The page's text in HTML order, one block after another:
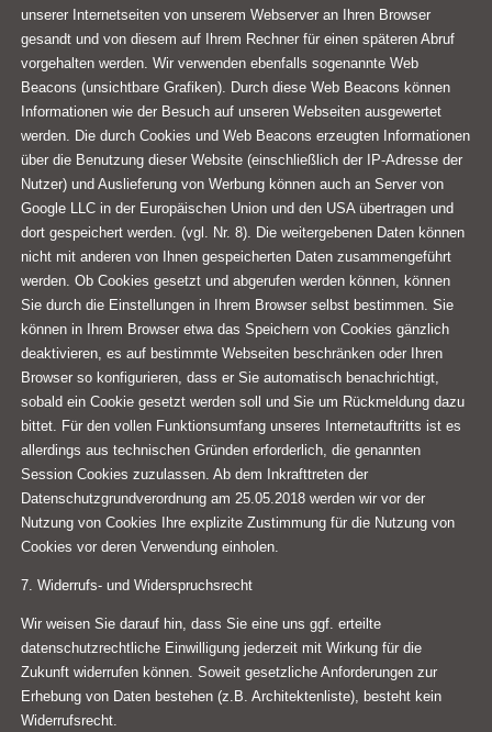
unserer Internetseiten von unserem Webserver an Ihren Browser
gesandt und von diesem auf Ihrem Rechner für einen späteren Abruf
vorgehalten werden. Wir verwenden ebenfalls sogenannte Web
Beacons (unsichtbare Grafiken). Durch diese Web Beacons können
Informationen wie der Besuch auf unseren Webseiten ausgewertet
werden. Die durch Cookies und Web Beacons erzeugten Informationen
über die Benutzung dieser Website (einschließlich der IP-Adresse der
Nutzer) und Auslieferung von Werbung können auch an Server von
Google LLC in der Europäischen Union und den USA übertragen und
dort gespeichert werden. (vgl. Nr. 8). Die weitergebenen Daten können
nicht mit anderen von Ihnen gespeicherten Daten zusammengeführt
werden. Ob Cookies gesetzt und abgerufen werden können, können
Sie durch die Einstellungen in Ihrem Browser selbst bestimmen. Sie
können in Ihrem Browser etwa das Speichern von Cookies gänzlich
deaktivieren, es auf bestimmte Webseiten beschränken oder Ihren
Browser so konfigurieren, dass er Sie automatisch benachrichtigt,
sobald ein Cookie gesetzt werden soll und Sie um Rückmeldung dazu
bittet. Für den vollen Funktionsumfang unseres Internetauftritts ist es
allerdings aus technischen Gründen erforderlich, die genannten
Session Cookies zuzulassen. Ab dem Inkrafttreten der
Datenschutzgrundverordnung am 25.05.2018 werden wir vor der
Nutzung von Cookies Ihre explizite Zustimmung für die Nutzung von
Cookies vor deren Verwendung einholen.
7. Widerrufs- und Widerspruchsrecht
Wir weisen Sie darauf hin, dass Sie eine uns ggf. erteilte
datenschutzrechtliche Einwilligung jederzeit mit Wirkung für die
Zukunft widerrufen können. Soweit gesetzliche Anforderungen zur
Erhebung von Daten bestehen (z.B. Architektenliste), besteht kein
Widerrufsrecht.